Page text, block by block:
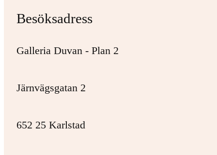
Besöksadress
Galleria Duvan - Plan 2
Järnvägsgatan 2
652 25 Karlstad